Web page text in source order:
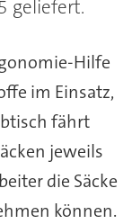
geliefert.
Hilfe
im Einsatz,
fährt
jeweils
die Säcke
können.